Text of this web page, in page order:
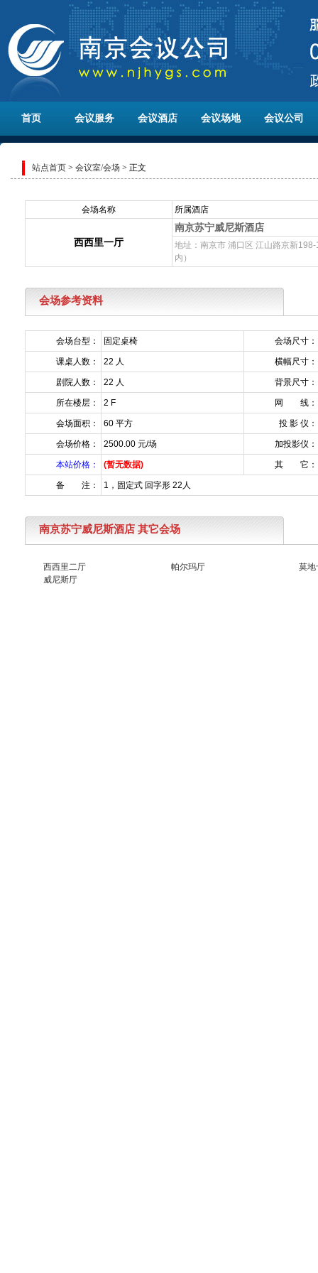
首页 会议服务 会议酒店 会议场地 会议公司
站点首页 > 会议室/会场 > 正文
会场名称 所属酒店
西西里一厅
南京苏宁威尼斯酒店
地址：南京市 浦口区 江山路京新
内）
会场参考资料
会场台型： 固定桌椅 会场尺寸：
课桌人数： 22 人 横幅尺寸：
剧院人数： 22 人 背景尺寸：
所在楼层： 2 F 网 线：
会场面积： 60 平方 投 影 仪：
会场价格： 2500.00 元/场 加投影仪：
本站价格： (暂无数据) 其 它：
备 注： 1，固定式 回字形 22人
南京苏宁威尼斯酒店 其它会场
西西里二厅 帕尔玛厅
莫地
威尼斯厅